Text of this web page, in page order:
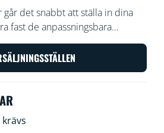
går det snabbt att ställa in dina
fast de anpassningsbara
dem med din telefon. Du kan
att tända eller släcka lampor,
arbeta hemma, ställa in
som helst. Snabbt och